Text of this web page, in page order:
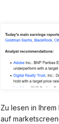
Zu lesen in Ihrem
auf